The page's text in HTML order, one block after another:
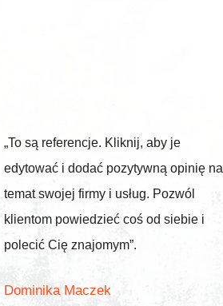
„To są referencje. Kliknij, aby je
edytować i dodać pozytywną opinię na
temat swojej firmy i usług. Pozwól
klientom powiedzieć coś od siebie i
polecić Cię znajomym”.
Dominika Maczek